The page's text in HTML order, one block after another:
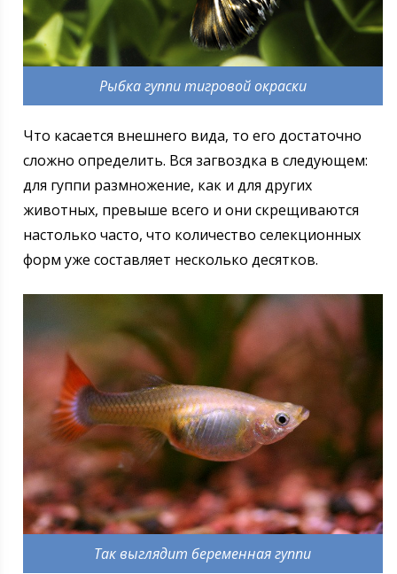
Рыбка гуппи тигровой окраски
Что касается внешнего вида, то его достаточно
сложно определить. Вся загвоздка в следующем:
для гуппи размножение, как и для других
животных, превыше всего и они скрещиваются
настолько часто, что количество селекционных
форм уже составляет несколько десятков.
Так выглядит беременная гуппи